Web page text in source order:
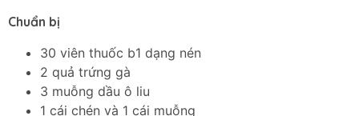
Chuẩn bị
30 viên thuốc b1 dạng nén
2 quả trứng gà
3 muỗng dầu ô liu
1 cái chén và 1 cái muỗng